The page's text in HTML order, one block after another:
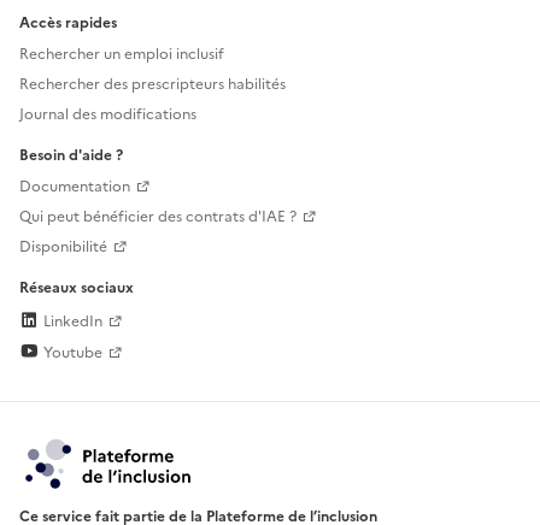
Accès rapides
Rechercher un emploi inclusif
Rechercher des prescripteurs habilités
Journal des modifications
Besoin d'aide ?
Documentation
Qui peut bénéficier des contrats d'IAE ?
Disponibilité
Réseaux sociaux
LinkedIn
Youtube
Ce service fait partie de la Plateforme de l’inclusion